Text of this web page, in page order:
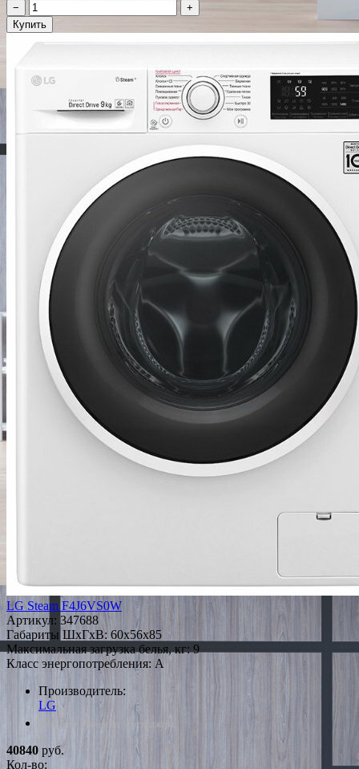
−
+
Купить
LG Steam F4J6VS0W
Артикул: 347688
Габариты ШxГxВ: 60x56x85
Максимальная загрузка белья, кг: 9
Класс энергопотребления: A
Производитель:
LG
*Наличие уточняйте у менеджера
40840 руб.
Кол-во: